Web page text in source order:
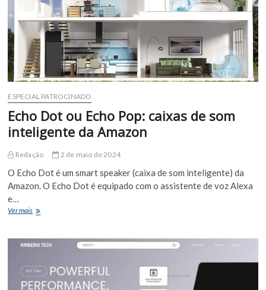
ESPECIAL PATROCINADO
Echo Dot ou Echo Pop: caixas de som
inteligente da Amazon
Redação 2 de maio de 2024
O Echo Dot é um smart speaker (caixa de som inteligente) da
Amazon. O Echo Dot é equipado com o assistente de voz Alexa
e…
Ver maisEcho
Echo
de
som